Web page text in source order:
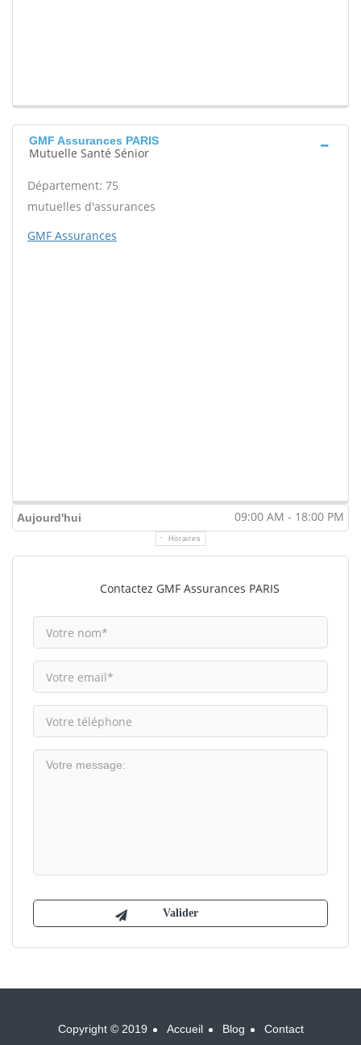
GMF Assurances PARIS
Mutuelle Santé Sénior
Département: 75
mutuelles d'assurances
GMF Assurances
Aujourd'hui 09:00 AM - 18:00 PM
Horaires
Contactez GMF Assurances PARIS
Copyright © 2019 Accueil Blog Contact